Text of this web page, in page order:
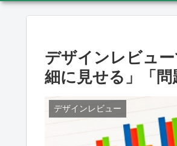
デザインレビュ
細に見せる」「問
デザインレビュー